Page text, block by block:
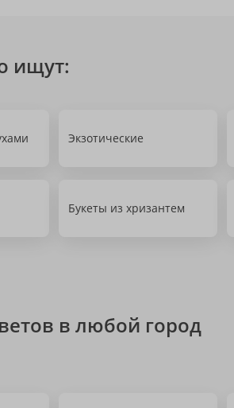
ищут:
Экзотические
Букеты из хризантем
в любой город